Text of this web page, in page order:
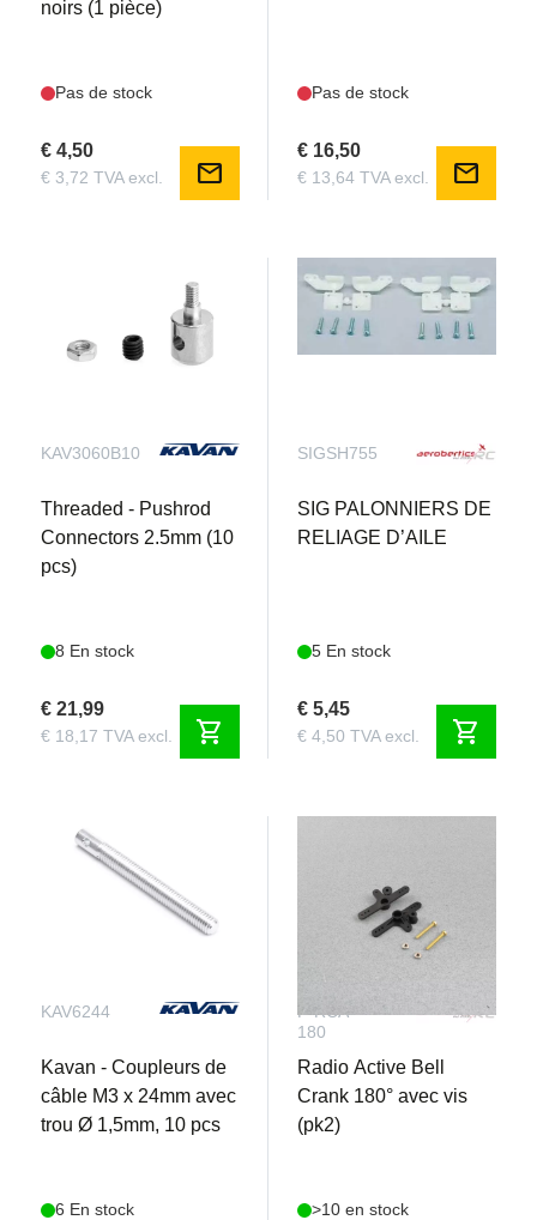
noirs (1 pièce)
Pas de stock
€ 4,50
€ 3,72 TVA excl. mail
Pas de stock
€ 16,50
€ 13,64 TVA excl. mail
KAV3060B10
Threaded - Pushrod
Connectors 2.5mm (10
pcs)
8 En stock
€ 21,99
€ 18,17 TVA excl. shopping_cart
SIGSH755
SIG PALONNIERS DE
RELIAGE D’AILE
5 En stock
€ 5,45
€ 4,50 TVA excl. shopping_cart
KAV6244
Kavan - Coupleurs de
câble M3 x 24mm avec
trou Ø 1,5mm, 10 pcs
6 En stock
F-RCA-
180
Radio Active Bell
Crank 180° avec vis
(pk2)
>10 en stock